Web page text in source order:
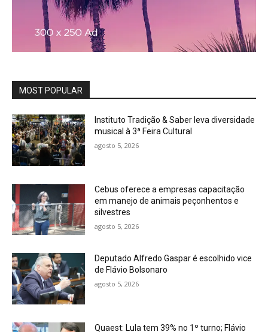
MOST POPULAR
Instituto Tradição & Saber leva diversidade
musical à 3ª Feira Cultural
agosto 5, 2026
Cebus oferece a empresas capacitação
em manejo de animais peçonhentos e
silvestres
agosto 5, 2026
Deputado Alfredo Gaspar é escolhido vice
de Flávio Bolsonaro
agosto 5, 2026
Quaest: Lula tem 39% no 1º turno; Flávio